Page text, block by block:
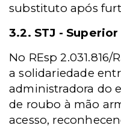
substituto após
3.2. STJ -
No REsp 2.031.816/
a solidariedade
administradora do
de roubo à mão
acesso,